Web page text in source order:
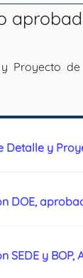
Proyecto de
Detalle y
DOE,
SEDE y